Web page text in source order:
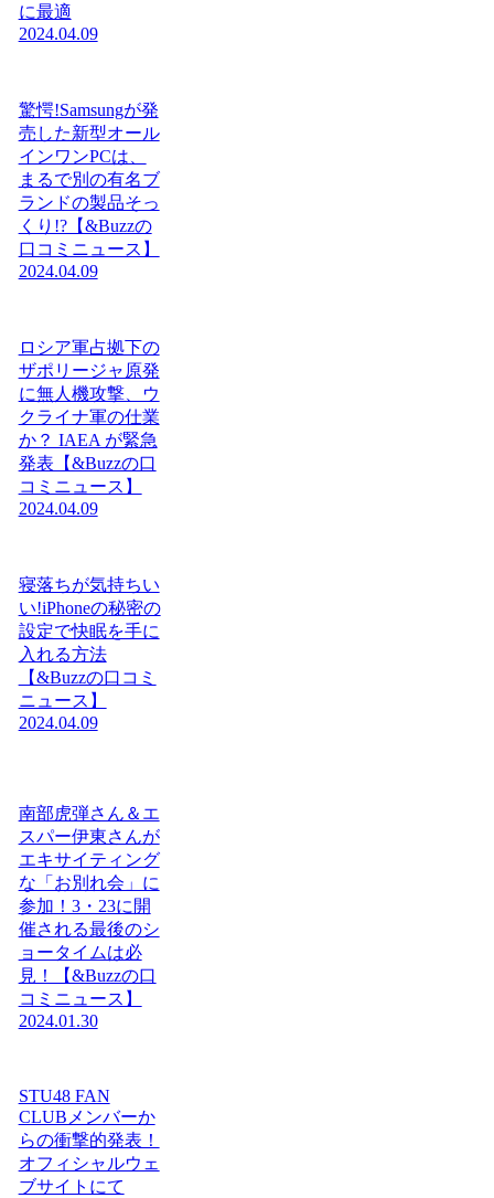
に最適
2024.04.09
驚愕!Samsungが発
売した新型オール
インワンPCは、
まるで別の有名ブ
ランドの製品そっ
くり!?【&Buzzの
口コミニュース】
2024.04.09
ロシア軍占拠下の
ザポリージャ原発
に無人機攻撃、ウ
クライナ軍の仕業
か？ IAEA が緊急
発表【&Buzzの口
コミニュース】
2024.04.09
寝落ちが気持ちい
い!iPhoneの秘密の
設定で快眠を手に
入れる方法
【&Buzzの口コミ
ニュース】
2024.04.09
南部虎弾さん＆エ
スパー伊東さんが
エキサイティング
な「お別れ会」に
参加！3・23に開
催される最後のシ
ョータイムは必
見！【&Buzzの口
コミニュース】
2024.01.30
STU48 FAN
CLUBメンバーか
らの衝撃的発表！
オフィシャルウェ
ブサイトにて